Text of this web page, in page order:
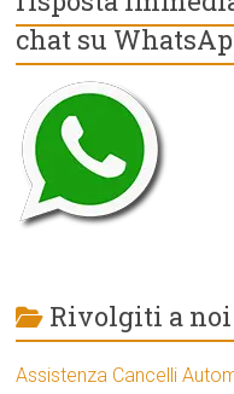
chat su
Rivolgiti a noi
Assistenza Cancelli